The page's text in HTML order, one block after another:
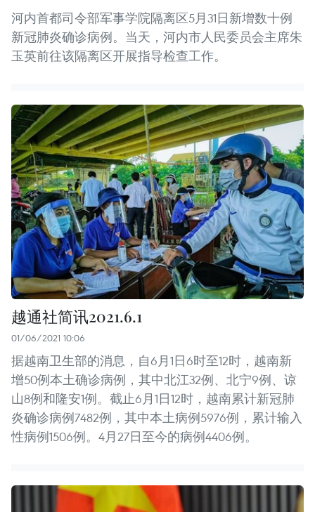
河内首都司令部军事学院隔离区5月31日新增数十例
新冠肺炎确诊病例。当天，河内市人民委员会主席朱
玉英前往该隔离区开展指导检查工作。
越通社简讯2021.6.1
01/06/2021 10:06
据越南卫生部的消息，自6月1日6时至12时，越南新
增50例本土确诊病例，其中北江32例、北宁9例、谅
山8例和隆安1例。截止6月1日12时，越南累计新冠肺
炎确诊病例7482例，其中本土病例5976例，累计输入
性病例1506例。4月27日至今的病例4406例。